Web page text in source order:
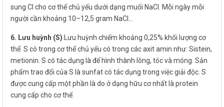
sung Cl cho cơ thể chủ yếu dưới dạng muối NaCl. Mỗi ngày mỗi
người cần khoảng 10–12,5 gram NaCl…
6. Lưu huỳnh (S) Lưu huỳnh chiếm khoảng 0,25% khối lượng cơ
thể. S có trong cơ thể chủ yếu có trong các axit amin như: Sistein,
metionin. S có tác dụng là để hình thành lông, tóc và móng. Sản
phẩm trao đổi của S là sunfat có tác dụng trong việc giải độc. S
được cung cấp một phần là do ở dạng hữu cơ nhất là protein
cung cấp cho cơ thể.